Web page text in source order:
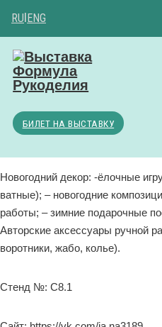
RU ENG
БИЛЕТ НА ВЫСТАВКУ
Новогодний декор: -ёлочные
ватные); – новогодние
работы; – зимние подарочные
Авторские аксессуары ручной
воротники, жабо, колье).
Стенд №: C8.1